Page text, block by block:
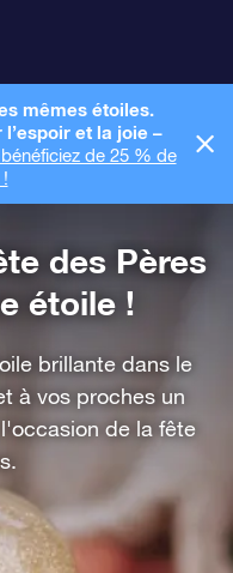
mêmes étoiles.
et la joie –
de 25 % de
des Pères
étoile !
brillante dans le
à vos proches un
de la fête